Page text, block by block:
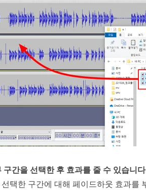
구간을 선택한 후 효과를 줄 수 있습니
택한 구간에 대해 페이드하웃 효과를